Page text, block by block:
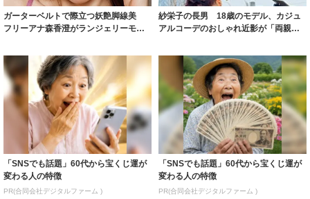
ガーターベルトで際立つ妖艶脚線美
フリーアナ森香澄がランジェリーモデ
紗栄子の長男 18歳のモデル、カジュ
アルコーデのおしゃれ近影が「両親の
「SNSでも話題」60代から宝くじ運が
変わる人の特徴
PR(合同会社デジタルファーム )
「SNSでも話題」60代から宝くじ運が
変わる人の特徴
PR(合同会社デジタルファーム )